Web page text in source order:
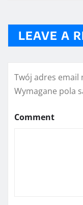
LEAVE A
Twój adres email
Wymagane pola
Comment